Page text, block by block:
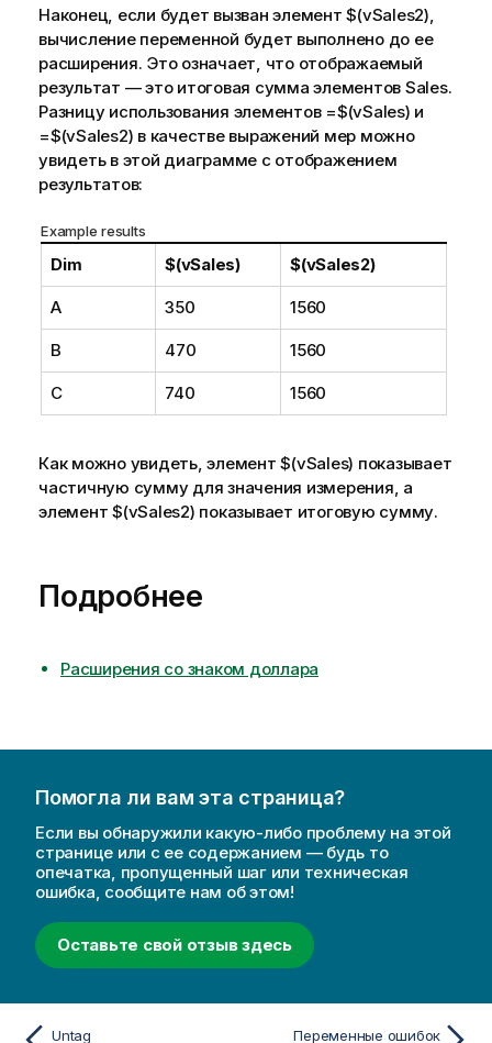
Наконец, если будет вызван элемент$(vSales2),
вычисление переменной будет выполнено до ее
расширения. Это означает, что отображаемый
результат — это итоговая сумма элементов Sales.
Разницу использования элементов =$(vSales) и
=$(vSales2) в качестве выражений мер можно
увидеть в этой диаграмме с отображением
результатов:
Example results
Dim $(vSales) $(vSales2)
A 350 1560
B 470 1560
C 740 1560
Как можно увидеть, элемент$(vSales) показывает
частичную сумму для значения измерения, а
элемент $(vSales2) показывает итоговую сумму.
Подробнее
Расширения со знаком доллара
Помогла ли вам эта страница?
Если вы обнаружили какую-либо проблему на этой
странице или с ее содержанием — будь то
опечатка, пропущенный шаг или техническая
ошибка, сообщите нам об этом!
Оставьте свой отзыв здесь
Untag Переменные ошибок